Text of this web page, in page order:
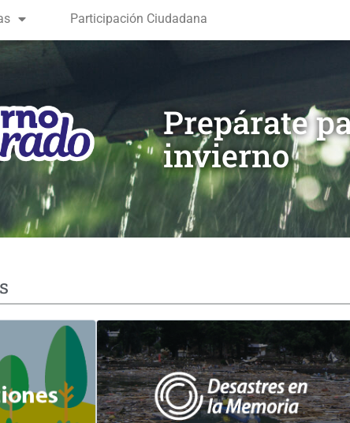
Participación Ciudadana
Prepárate
invierno